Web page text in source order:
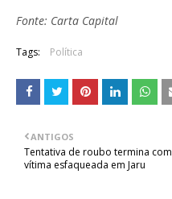
Fonte: Carta Capital
Tags: Política
ANTIGOS
Tentativa de roubo termina com
vítima esfaqueada em Jaru